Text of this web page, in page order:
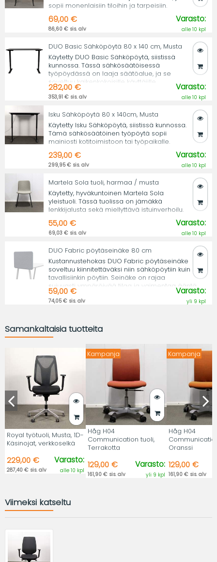
sopii monenlaisiin tiloihin ja tarpeisiin.
69,00 €
86,60 € sis. alv
Varasto:
alle 10 kpl
DUO Basic Sähköpöytä 80 x 140 cm, Musta
Käytetty DUO Basic Sähköpöytä, siistissä
kunnossa. Tässä sähkösäätöisessä
työpöydässä on laaja säätöalue, ja se
soveltuu kaikenkokoisille käyttäjille.
282,00 €
353,91 € sis. alv
Varasto:
alle 10 kpl
Isku Sähköpöytä 80 x 140cm, Musta
Käytetty Isku Sähköpöytä, siistissä kunnossa.
Tämä sähkösäätöinen työpöytä sopii
mainiosti kotitoimistoon tai työpaikalle.
239,00 €
299,95 € sis. alv
Varasto:
alle 10 kpl
Martela Sola tuoli, harmaa / musta
Käytetty, hyväkuntoinen Martela Sola
yleistuoli. Tässä tuolissa on jämäkkä
lenkkijalusta sekä miellyttävä istuinverhoilu.
55,00 €
69,03 € sis. alv
Varasto:
alle 10 kpl
DUO Fabric pöytäseinäke 80 cm
Kustannustehokas DUO Fabric pöytäseinäke
soveltuu kiinnitettäväksi niin sähköpöytiin kuin
tavallisiinkin pöytiin. Seinäke on rajaa
sujuvasti ympäröivää tilaa ja vaimentaa ääntä.
59,00 €
74,05 € sis. alv
Varasto:
yli 9 kpl
Samankaltaisia tuotteita
Royal työtuoli, Musta, 1D-
Käsinojat, verkkoselkä
229,00 €
287,40 € sis. alv
Varasto:
alle 10 kpl
Kampanja
Håg H04
Communication tuoli,
Terrakotta
129,00 €
161,90 € sis. alv
Varasto:
yli 9 kpl
Kampanja
Håg H04
Oranssi
129,00 €
161,90 € sis. alv
Viimeksi katseltu